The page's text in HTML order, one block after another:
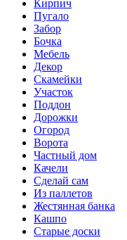
Кирпич
Пугало
Забор
Бочка
Мебель
Декор
Скамейки
Участок
Поддон
Дорожки
Огород
Ворота
Частный дом
Качели
Сделай сам
Из паллетов
Жестянная банка
Кашпо
Старые доски